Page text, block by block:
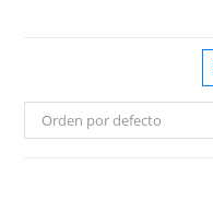
Orden por defecto